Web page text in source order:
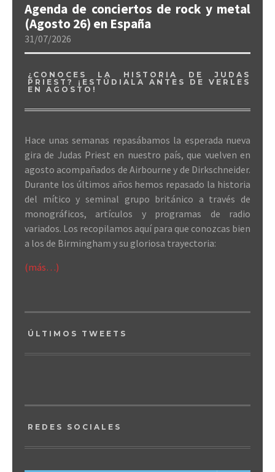
Agenda de conciertos de rock y metal
(Agosto 26) en España
31/07/2026
¿CONOCES LA HISTORIA DE JUDAS
PRIEST? ¡ESTÚDIALA ANTES DE VERLES
EN AGOSTO!
Hace unas semanas repasábamos la esperada nueva
gira de Judas Priest en nuestro país, que vuelven en
agosto acompañados de Airbourne y de Dirkschneider.
Durante los últimos años hemos repasado la historia
del mítico y seminal grupo británico a través de
monográficos, artículos y programas de radio
variados. Los recopilamos aquí para que conozcas bien
a los de Birmingham y su gloriosa trayectoria:
(más…)
ÚLTIMOS TWEETS
REDES SOCIALES